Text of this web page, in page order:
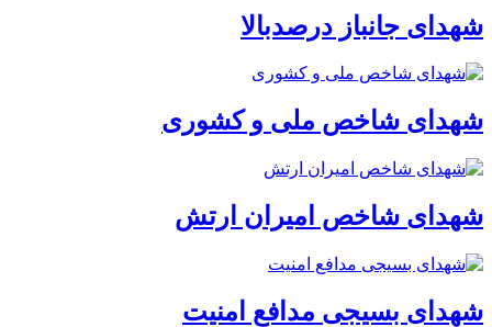
شهدای جانباز درصدبالا
شهدای شاخص ملی و کشوری
شهدای شاخص امیران ارتش
شهدای بسیجی مدافع امنیت